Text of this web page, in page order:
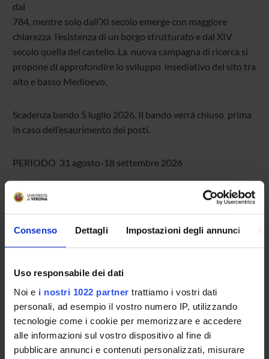
Consenso Dettagli Impostazioni degli annunci
Uso responsabile dei dati
Noi e i nostri 1022 partner trattiamo i vostri dati
personali, ad esempio il vostro numero IP, utilizzando
tecnologie come i cookie per memorizzare e accedere
alle informazioni sul vostro dispositivo al fine di
pubblicare annunci e contenuti personalizzati, misurare
dal
784, mentre solo dall’XI secolo emerge con maggiore
chiarezza l’esistenza di un borgo strutturato e dal XIV
secolo quella del castello. La nuova campagna di ricerca si
propone di approfondire lo sviluppo insediativo del sito tra
alto e basso Medioevo.
Scadenza bando 5 luglio 2026. Il bando verrà chiuso prima
in caso dell’esaurimento dei posti.
PERIODO 31 agosto-18 settembre 2026
ATTACHMENTS
Calendasco 2026 (pdf, it, 0 KB, 14/05/26)
Programme Director
Mattia Francesco Antonio Cantatore
Department
Cultures and Civilizations